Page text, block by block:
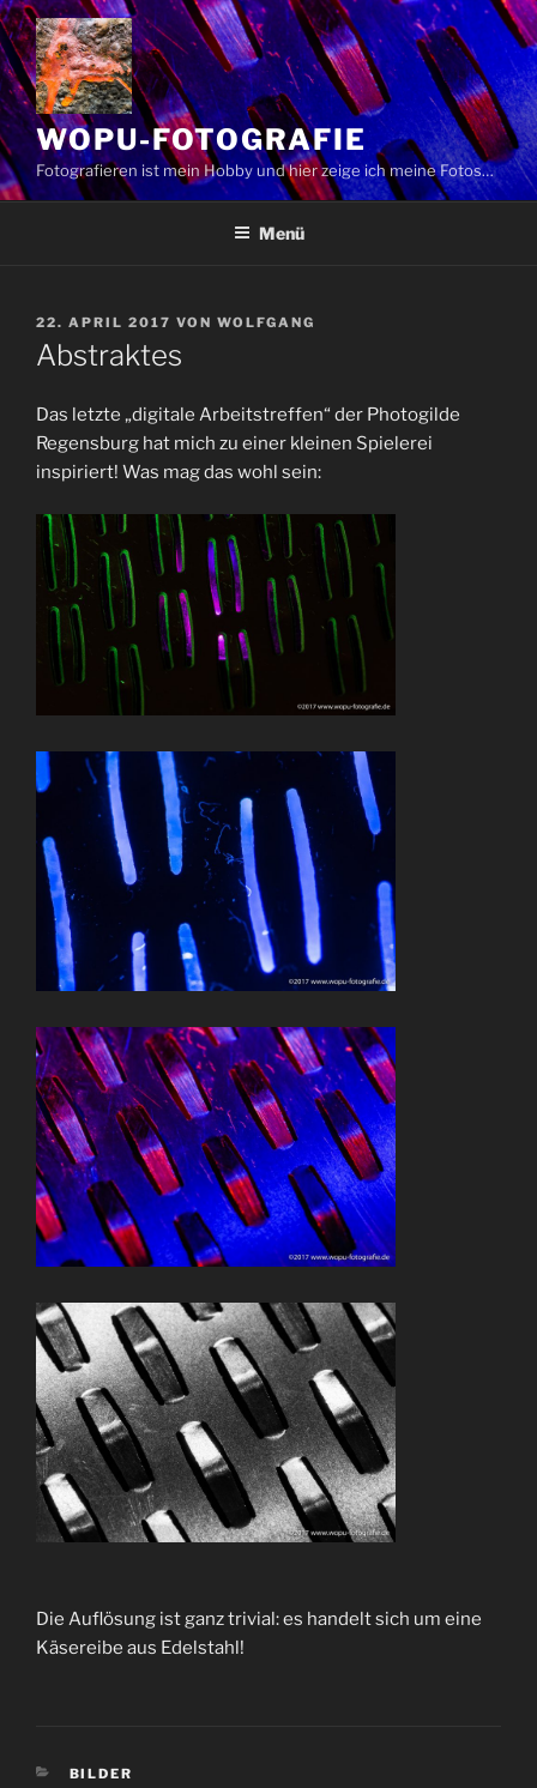
Zum
Inhalt
springen
WOPU-FOTOGRAFIE
Fotografieren ist mein Hobby und hier zeige ich meine Fotos…
Menü
VERÖFFENTLICHT
AM
22. APRIL 2017 VON WOLFGANG
Abstraktes
Das letzte „digitale Arbeitstreffen“ der Photogilde
Regensburg hat mich zu einer kleinen Spielerei
inspiriert! Was mag das wohl sein:
Die Auflösung ist ganz trivial: es handelt sich um eine
Käsereibe aus Edelstahl!
KATEGORIEN
BILDER